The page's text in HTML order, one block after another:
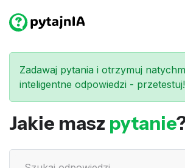
Zadawaj pytania i otrzymuj
inteligentne odpowiedzi -
Jakie masz pytanie